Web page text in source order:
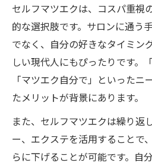
セルフマツエクは、コスパ重視
的な選択肢です。サロンに通う
でなく、自分の好きなタイミン
しい現代人にもぴったりです。
「マツエク自分で」といったニ
たメリットが背景にあります。
また、セルフマツエクは繰り返
ー、エクステを活用することで
らに下げることが可能です。自